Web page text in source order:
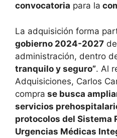
convocatoria para la
La adquisición forma
gobierno 2024-2027
administración, dentro
tranquilo y seguro”. Al
Adquisiciones, Carlos
compra se busca
servicios
protocolos del Sistema
Urgencias Médicas